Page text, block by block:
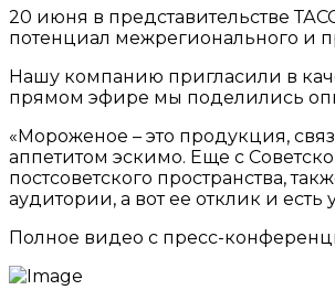
20 июня в представительстве
потенциал межрегионального и
Нашу компанию пригласили в
прямом эфире мы поделились
«Мороженое – это продукция,
аппетитом эскимо. Еще с
постсоветского пространства,
аудитории, а вот ее отклик и
Полное видео с пресс-